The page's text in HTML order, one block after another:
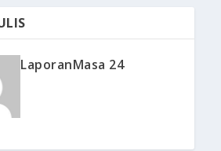
LaporanMasa 24